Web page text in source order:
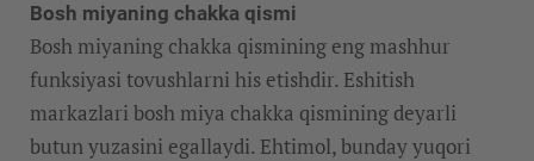
Bosh miyaning chakka qismi
Bosh miyaning chakka qismining eng mashhur
funksiyasi tovushlarni his etishdir. Eshitish
markazlari bosh miya chakka qismining deyarli
butun yuzasini egallaydi. Ehtimol, bunday yuqori